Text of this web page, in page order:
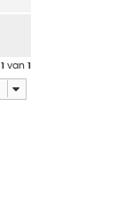
1 van 1